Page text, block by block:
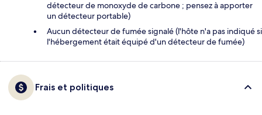
détecteur de monoxyde de carbone ; pensez à apporter
un détecteur portable)
Aucun détecteur de fumée signalé (l'hôte n'a pas indiqué si
l'hébergement était équipé d'un détecteur de fumée)
Frais et politiques